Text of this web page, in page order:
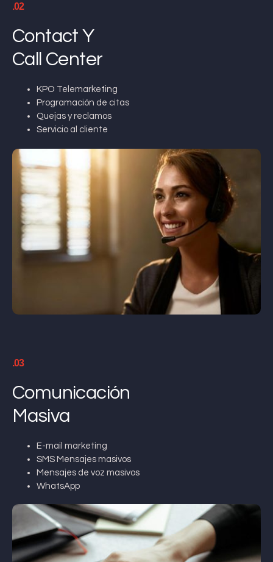
.02
Contact Y
Call Center
KPO Telemarketing
Programación de citas
Quejas y reclamos
Servicio al cliente
.03
Comunicación
Masiva
E-mail marketing
SMS Mensajes masivos
Mensajes de voz masivos
WhatsApp